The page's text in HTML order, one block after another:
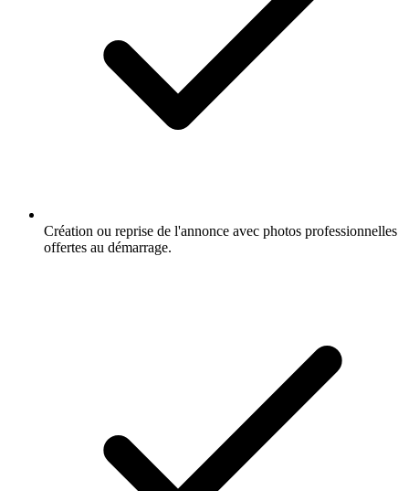
Création ou reprise de l'annonce avec photos professionnelles
offertes au démarrage.